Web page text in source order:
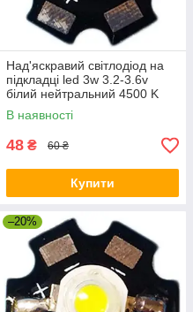
Над'яскравий світлодіод на
підкладці led 3w 3.2-3.6v
білий нейтральний 4500 K
В наявності
48 ₴ 60 ₴
Купити
–20%